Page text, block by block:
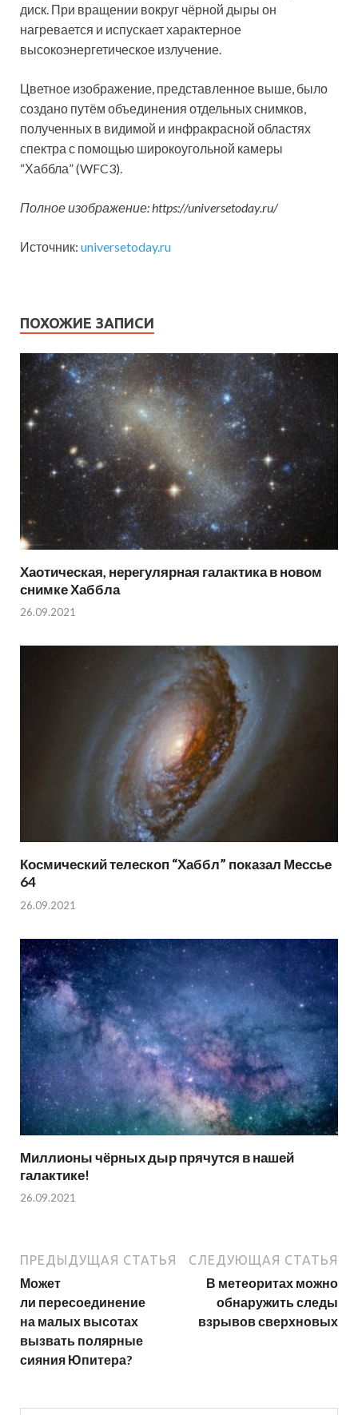
диск. При вращении вокруг чёрной дыры он
нагревается и испускает характерное
высокоэнергетическое излучение.
Цветное изображение, представленное выше, было
создано путём объединения отдельных снимков,
полученных в видимой и инфракрасной областях
спектра с помощью широкоугольной камеры
“Хаббла” (WFC3).
Полное изображение: https://universetoday.ru/
Источник: universetoday.ru
ПОХОЖИЕ ЗАПИСИ
Хаотическая, нерегулярная галактика в новом
снимке Хаббла
26.09.2021
Космический телескоп “Хаббл” показал Мессье
64
26.09.2021
Миллионы чёрных дыр прячутся в нашей
галактике!
26.09.2021
ПРЕДЫДУЩАЯ СТАТЬЯ
Может
ли пересоединение
на малых высотах
вызвать полярные
сияния Юпитера?
СЛЕДУЮЩАЯ СТАТЬЯ
В метеоритах можно
обнаружить следы
взрывов сверхновых